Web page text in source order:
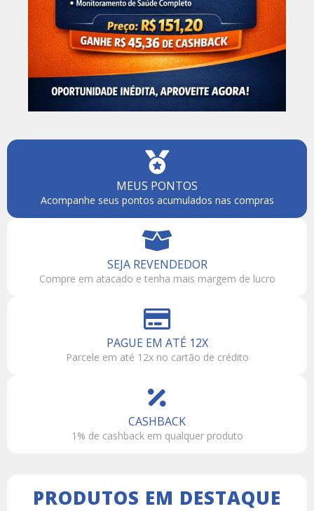
MEUS PONTOS
Acompanhe seus pontos acumulados nas compras
SEJA REVENDEDOR
Compre em atacado e tenha mais margem de lucro
PAGUE EM ATÉ 12X
Parcele em até 12x no cartão de crédito
CASHBACK
1% de cashback em qualquer produto
PRODUTOS EM DESTAQUE